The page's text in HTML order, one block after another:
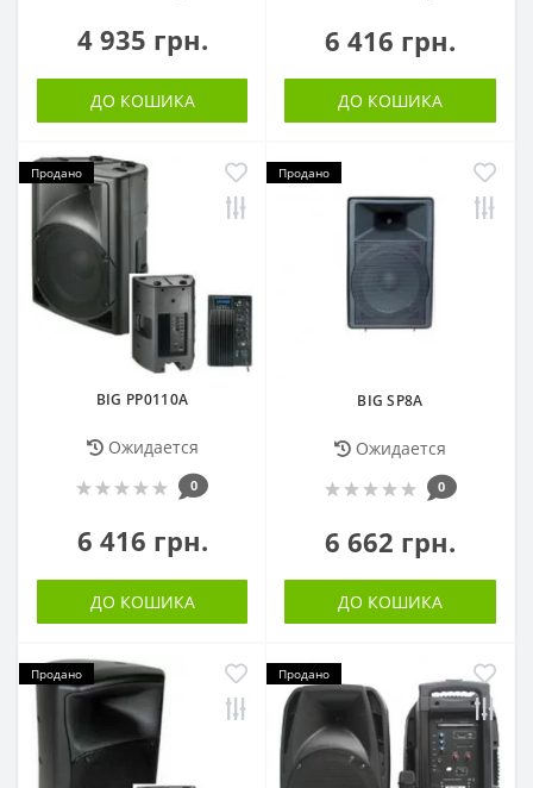
4 935 грн.
ДО КОШИКА
6 416 грн.
ДО КОШИКА
Продано
BIG PP0110A
Ожидается
0
6 416 грн.
ДО КОШИКА
Продано
BIG SP8A
Ожидается
0
6 662 грн.
ДО КОШИКА
Продано Продано